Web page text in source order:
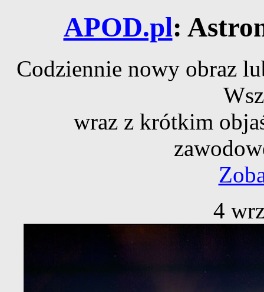
APOD.pl:
Codziennie nowy obraz
wraz z krótkim
4